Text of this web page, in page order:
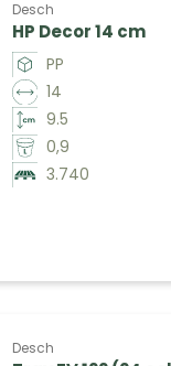
Desch
HP Decor 14 cm
PP
14
9.5
0,9
3.740
Desch